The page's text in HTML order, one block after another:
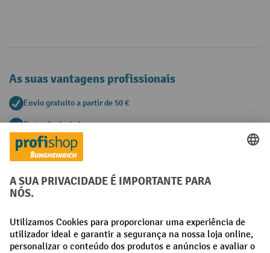
As suas vantagens profissionais
Envio gratuito a partir de 50 €
Proteção de dados segura
Aconselhamento pessoal de compra
Métodos de pagamento
Creditcard (Master)Creditcard (Visa)Pré-pagamento